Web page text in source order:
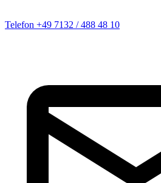
Telefon +49 7132 / 488 48 10